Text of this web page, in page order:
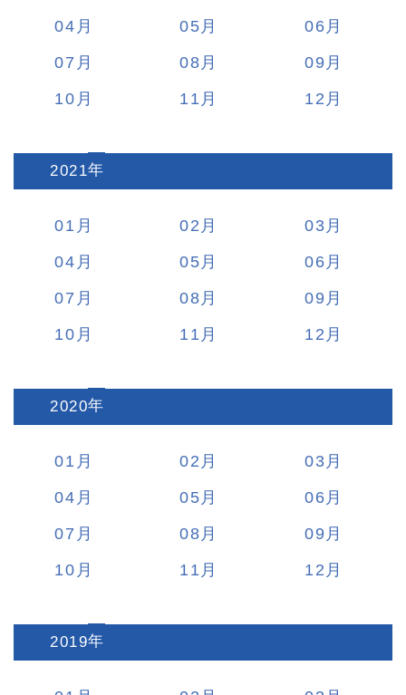
04
05
06
07
08
09
10
11 12
2021:
01 02
03
04
05
06
07
08
09
10
11 12
2020:
01 02
03
04
05
06
07
08
09
10
11 12
2019: